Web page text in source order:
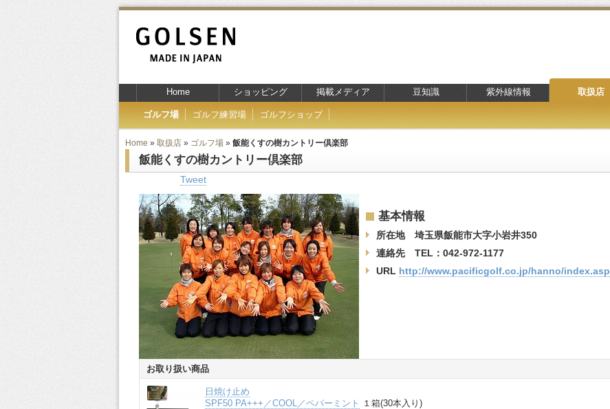
Home ショッピング 掲載メディア 豆知識 紫外線情報 取扱店
ゴルフ場 ゴルフ練習場 ゴルフショップ
Home » 取扱店 » ゴルフ場 » 飯能くすの樹カントリー倶楽部
飯能くすの樹カントリー倶楽部
Tweet
基本情報
所在地 埼玉県飯能市大字小岩井350
連絡先 TEL：042-972-1177
URL http://www.pacificgolf.co.jp/hanno/index.asp
お取り扱い商品
日焼け止め
SPF50 PA+++／COOL／ペパーミント
１箱(30本入り)